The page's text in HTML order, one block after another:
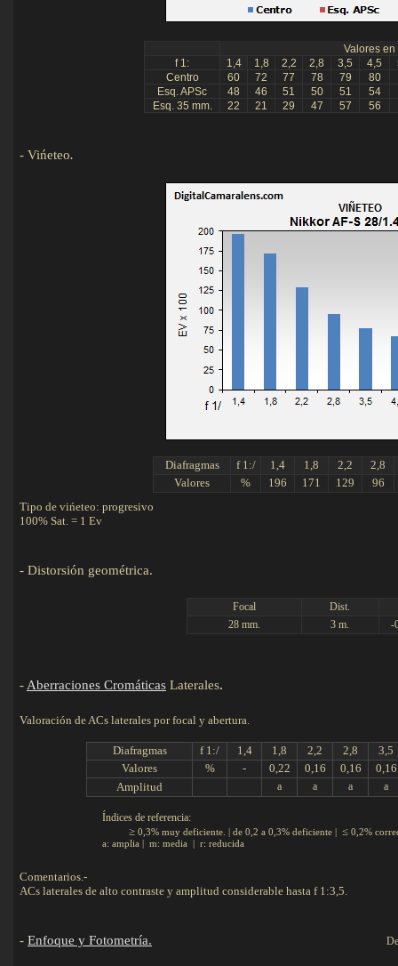
Valores en
f 1:
1,4 1,8 2,2 2,8 3,5 4,5
Centro
60 72 77 78 79
80
Esq. APSc
48 46 51 50 51
54
Esq. 35 mm.
22 21 29 47 57 56
- Vińeteo.
Diafragmas f 1:/ 1,4 1,8 2,2
2,8
Valores
% 196 171 129
96
Tipo de vińeteo: progresivo
100% Sat. = 1 Ev
- Distorsión geométrica.
Focal Dist.
28 mm.
3 m. -
- Aberraciones Cromáticas Laterales.
Valoración de ACs laterales por focal y abertura.
Diafragmas f 1:/ 1,4 1,8 2,2 2,8
3,5
Valores
% - 0,22 0,16 0,16
0,16
Amplitud
a a a a
Índices de referencia:
≥ 0,3% muy deficiente. | de 0,2 a 0,3% deficiente | ≤ 0,2%
a: amplia | m: media | r: reducida
Comentarios.-
ACs laterales de alto contraste y amplitud considerable hasta f 1:3,5.
- Enfoque y Fotometría.